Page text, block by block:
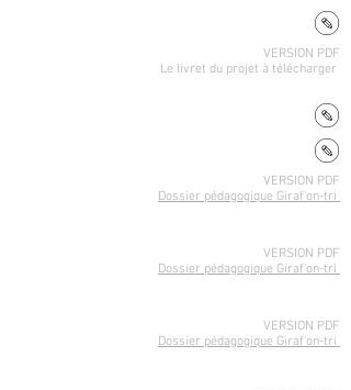
VERSION PDF
Le livret du projet à télécharger
VERSION PDF
Dossier pédagogique Giraf'on-tri
VERSION PDF
Dossier pédagogique Giraf'on-tri
VERSION PDF
Dossier pédagogique Giraf'on-tri